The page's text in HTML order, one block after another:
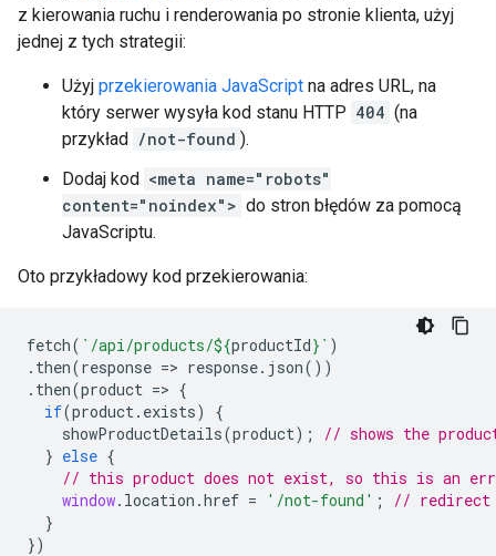
z kierowania ruchu i renderowania po stronie klienta, użyj
jednej z tych strategii:
Użyj przekierowania JavaScript na adres URL, na
który serwer wysyła kod stanu HTTP 404 (na
przykład /not-found ).
Dodaj kod <meta name="robots"
content="noindex"> do stron błędów za pomocą
JavaScriptu.
Oto przykładowy kod przekierowania:
fetch( `/api/products/${productId} ` )
. then(response => response. json())
. then(product => {
if(product. exists)
{
showProductDetails(product);
// shows the
} else {
// this product does not exist, so this is an
window. location .href = '/not-found' ;
// redirect
}
})